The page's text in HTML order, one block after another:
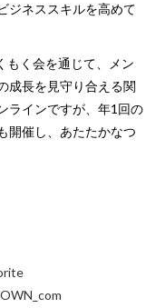
ジネススキルを高めて
もく会を通じて、メン
成長を見守り合える関
ラインですが、年1回の
開催し、あたたかなつ